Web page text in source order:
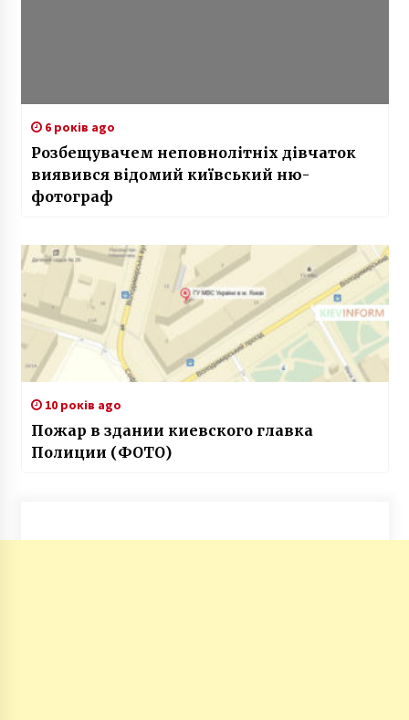
6 років ago
Розбещувачем неповнолітніх дівчаток
виявився відомий київський ню-
фотограф
10 років ago
Пожар в здании киевского главка
Полиции (ФОТО)